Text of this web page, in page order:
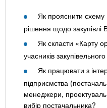
Як прояснити
рішення щодо закупівлі
Як скласти «Карту
учасників
Як працювати з
підприємства
менеджери,
вибір постачальника?